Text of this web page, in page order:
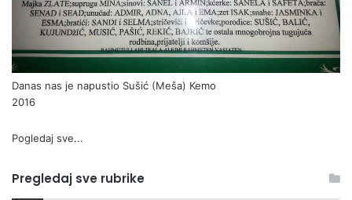
Danas nas je napustio Sušić (Meša) Kemo
2016
Pogledaj sve...
Pregledaj sve rubrike